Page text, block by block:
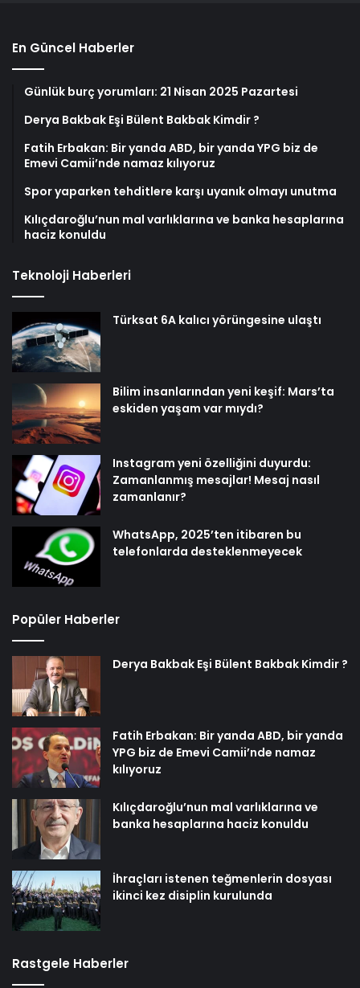
En Güncel Haberler
Günlük burç yorumları: 21 Nisan 2025 Pazartesi
Derya Bakbak Eşi Bülent Bakbak Kimdir ?
Fatih Erbakan: Bir yanda ABD, bir yanda YPG biz de
Emevi Camii’nde namaz kılıyoruz
Spor yaparken tehditlere karşı uyanık olmayı unutma
Kılıçdaroğlu’nun mal varlıklarına ve banka hesaplarına
haciz konuldu
Teknoloji Haberleri
Türksat 6A kalıcı yörüngesine ulaştı
Bilim insanlarından yeni keşif: Mars’ta
eskiden yaşam var mıydı?
Instagram yeni özelliğini duyurdu:
Zamanlanmış mesajlar! Mesaj nasıl
zamanlanır?
WhatsApp, 2025’ten itibaren bu
telefonlarda desteklenmeyecek
Popüler Haberler
Derya Bakbak Eşi Bülent Bakbak Kimdir ?
Fatih Erbakan: Bir yanda ABD, bir yanda
YPG biz de Emevi Camii’nde namaz
kılıyoruz
Kılıçdaroğlu’nun mal varlıklarına ve
banka hesaplarına haciz konuldu
İhraçları istenen teğmenlerin dosyası
ikinci kez disiplin kurulunda
Rastgele Haberler